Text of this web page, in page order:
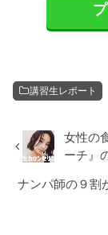
講習生レポート
女性の
ーチ』
ナンパ師の９割